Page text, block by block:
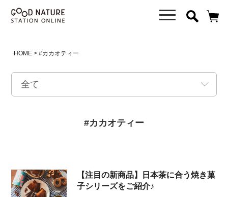
HOME #カカオティー
#カカオティー
【注目の新商品】日本茶に合う焼き菓
子シリーズをご紹介♪